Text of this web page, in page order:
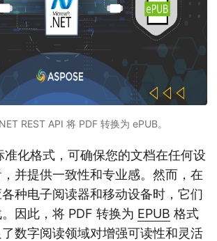
REST API 将 PDF 转换为 ePUB。
准化格式，可确保您的文档在任何设
并提供一致性和专业感。然而，在
种电子阅读器和移动设备时，它们
因此，将 PDF 转换为 EPUB 格式
数字阅读领域对增强可读性和灵活